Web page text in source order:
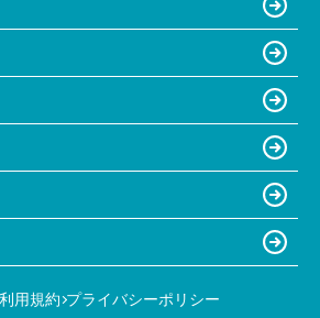
利用規約 プライバシーポリシー